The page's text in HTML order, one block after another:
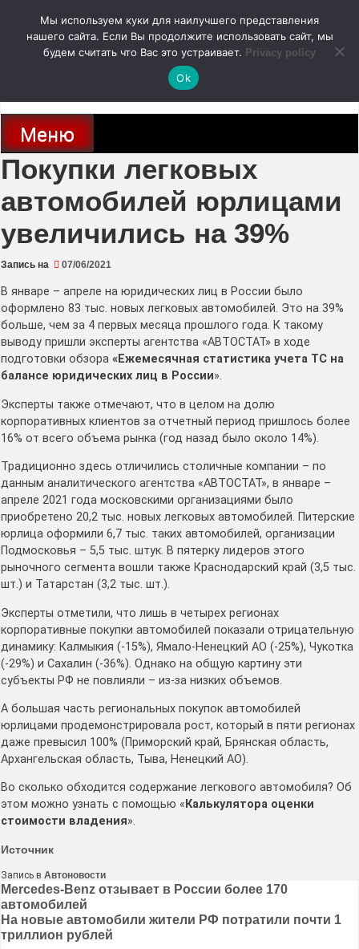
содержимому
autodoc24.ru
Новости про современные автомобили и не только, новинки зарубежного
и отечественного автопрома
Меню
Покупки легковых
автомобилей юрлицами
увеличились на 39%
Запись на 07/06/2021
В январе – апреле на юридических лиц в России было
оформлено 83 тыс. новых легковых автомобилей. Это на 39%
больше, чем за 4 первых месяца прошлого года. К такому
выводу пришли эксперты агентства «АВТОСТАТ» в ходе
подготовки обзора «Ежемесячная статистика учета ТС на
балансе юридических лиц в России».
Эксперты также отмечают, что в целом на долю
корпоративных клиентов за отчетный период пришлось более
16% от всего объема рынка (год назад было около 14%).
Традиционно здесь отличились столичные компании – по
данным аналитического агентства «АВТОСТАТ», в январе –
апреле 2021 года московскими организациями было
приобретено 20,2 тыс. новых легковых автомобилей. Питерские
юрлица оформили 6,7 тыс. таких автомобилей, организации
Подмосковья – 5,5 тыс. штук. В пятерку лидеров этого
рыночного сегмента вошли также Краснодарский край (3,5 тыс.
шт.) и Татарстан (3,2 тыс. шт.).
Эксперты отметили, что лишь в четырех регионах
корпоративные покупки автомобилей показали отрицательную
динамику: Калмыкия (-15%), Ямало-Ненецкий АО (-25%), Чукотка
(-29%) и Сахалин (-36%). Однако на общую картину эти
субъекты РФ не повлияли – из-за низких объемов.
А большая часть региональных покупок автомобилей
юрлицами продемонстрировала рост, который в пяти регионах
даже превысил 100% (Приморский край, Брянская область,
Архангельская область, Тыва, Ненецкий АО).
Во сколько обходится содержание легкового автомобиля? Об
этом можно узнать с помощью « Калькулятора оценки
стоимости владения».
Источник
Запись в Автоновости
Навигация
по
записям
Mercedes-Benz отзывает в России более 170
автомобилей
На новые автомобили жители РФ потратили почти 1
триллион рублей
Мы используем куки для наилучшего представления
нашего сайта. Если Вы продолжите использовать сайт, мы
будем считать что Вас это устраивает. Privacy policy
Ok